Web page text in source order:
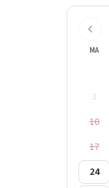
MA
3
10
17
24